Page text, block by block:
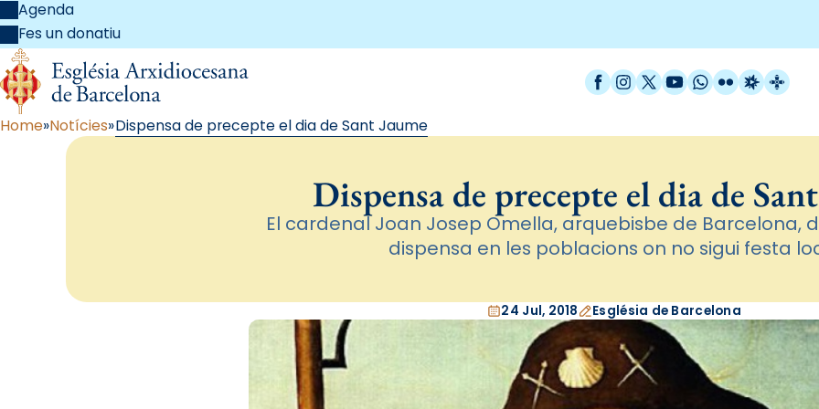
Agenda
Fes un donatiu
Facebook
Instagram
X / Twitter
YouTube
WhatsApp
FlickrRadio
Home Notícies Dispensa de precepte el dia de Sant Jaume
Dispensa de precepte el dia de
El cardenal Joan Josep Omella, arquebisbe de Barcelona,
dispensa en les poblacions on no sigui festa
24 Jul, 2018 Església de Barcelona